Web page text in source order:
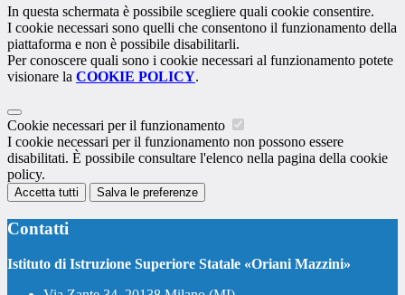
In questa schermata è possibile scegliere quali cookie consentire.
I cookie necessari sono quelli che consentono il funzionamento della
piattaforma e non è possibile disabilitarli.
Per conoscere quali sono i cookie necessari al funzionamento potete
visionare la COOKIE POLICY.
Cookie necessari per il funzionamento
I cookie necessari per il funzionamento non possono essere
disabilitati. È possibile consultare l'elenco nella pagina della cookie
policy.
Accetta tutti Salva le preferenze
Contatti
Istituto di Istruzione Superiore Statale «Oriani Mazzini»